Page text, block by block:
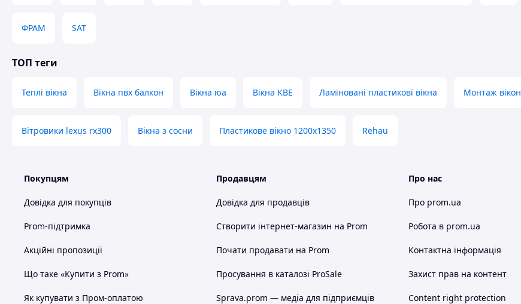
МАСО Multi-Matik з мікропровітрюванням, склопакет двох камерний 32мм, з одним енергозберігаючим
двокамерний.
не лише функціональною деталлю вашого інтер’єру, а й елегантним акцентом, що створює атмосферу
Схожі товари за характеристиками
ФРАМ SAT
ТОП теги
Теплі вікна Вікна пвх балкон Вікна юа Вікна KBE Ламіновані пластикові вікна Монтаж вікон
Вітровики lexus rx300 Вікна з сосни Пластикове вікно 1200x1350 Rehau
Покупцям
Довідка для покупців
Prom-підтримка
Акційні пропозиції
Що таке «Купити з Prom»
Як купувати з Пром-оплатою
Продавцям
Довідка для продавців
Створити інтернет-магазин на Prom
Почати продавати на Prom
Просування в каталозі ProSale
Sprava.prom — медіа для підприємців
Про нас
Про prom.ua
Робота в prom.ua
Контактна інформація
Захист прав на контент
Content right protection